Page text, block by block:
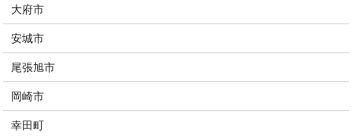
大府市
安城市
尾張旭市
岡崎市
幸田町